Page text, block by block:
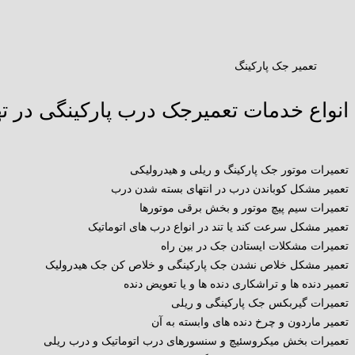
تعمیر جک پارکینگ
انواع خدمات تعمیرجک درب پارکینگی در
تعمیرات موتور جک پارکینگ و ریلی و هیدرولیکی
تعمیر مشکل کوباندن درب در انتهای بسته شدن درب
تعمیرات سیم پیچ موتور و بخش برقی موتورها
تعمیر مشکل سرعت کند یا تند در انواع درب های اتوماتیک
تعمیرات مشکلات ایستادن جک در بین راه
تعمیر مشکل خلاص نشدن جک پارکینگی و خلاص کن جک هیدرولیک
تعمیر دنده ها و تراشکاری دنده ها و یا تعویض دنده
تعمیرات گیربکس جک پارکینگی و ریلی
تعمیر ماردون و چرخ دنده های وابسته به آن
تعمیرات بخش میکروسئیچ و سنسورهای درب اتوماتیک و درب ریلی